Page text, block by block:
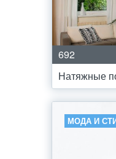
692
Натяжные
МОДА И